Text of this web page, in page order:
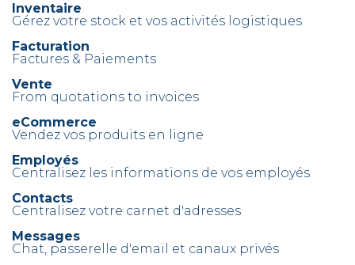
Inventaire
Gérez votre stock et vos activités logistiques
Facturation
Factures & Paiements
Vente
From quotations to invoices
eCommerce
Vendez vos produits en ligne
Employés
Centralisez les informations de vos employés
Contacts
Centralisez votre carnet d'adresses
Messages
Chat, passerelle d'email et canaux privés